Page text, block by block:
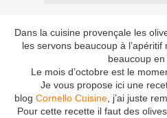
Dans la cuisine provençale les
les servons beaucoup à
beaucoup en
Le mois d’octobre est le
Je vous propose ici une
blog Cornello Cuisine, j’ai juste
Pour cette recette il faut des